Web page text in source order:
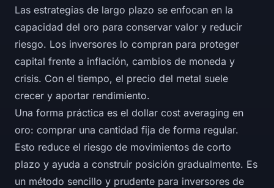
Las estrategias de largo plazo se enfocan en la
capacidad del oro para conservar valor y reducir
riesgo. Los inversores lo compran para proteger
capital frente a inflación, cambios de moneda y
crisis. Con el tiempo, el precio del metal suele
crecer y aportar rendimiento.
Una forma práctica es el dollar cost averaging en
oro: comprar una cantidad fija de forma regular.
Esto reduce el riesgo de movimientos de corto
plazo y ayuda a construir posición gradualmente. Es
un método sencillo y prudente para inversores de